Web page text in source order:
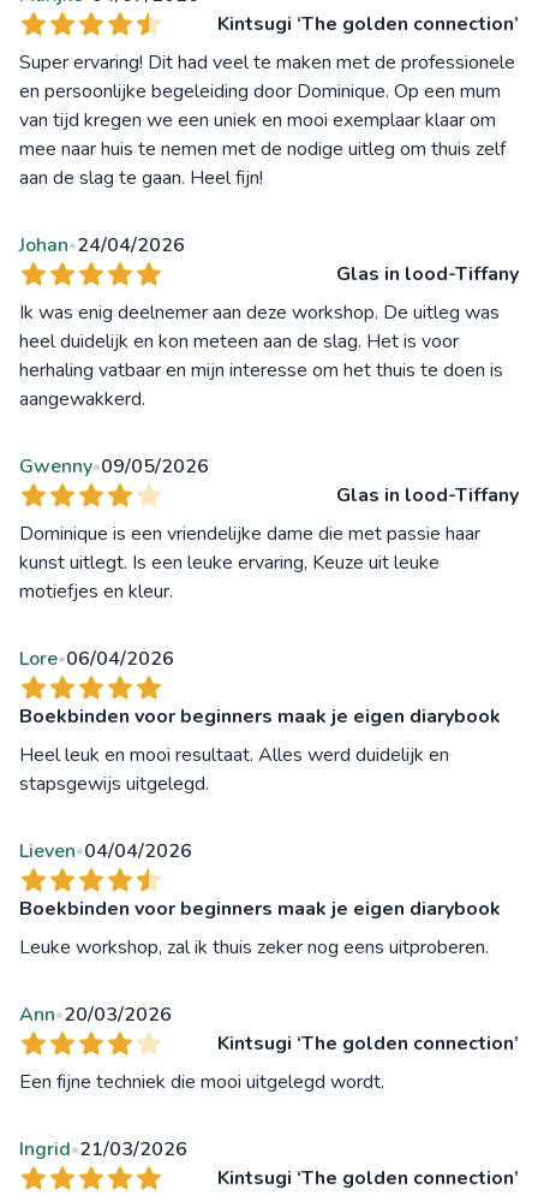
Kintsugi ‘The golden connection’
Super ervaring! Dit had veel te maken met de professionele
en persoonlijke begeleiding door Dominique. Op een mum
van tijd kregen we een uniek en mooi exemplaar klaar om
mee naar huis te nemen met de nodige uitleg om thuis zelf
aan de slag te gaan. Heel fijn!
Johan•24/04/2026
Glas in lood-Tiffany
Ik was enig deelnemer aan deze workshop. De uitleg was
heel duidelijk en kon meteen aan de slag. Het is voor
herhaling vatbaar en mijn interesse om het thuis te doen is
aangewakkerd.
Gwenny•09/05/2026
Glas in lood-Tiffany
Dominique is een vriendelijke dame die met passie haar
kunst uitlegt. Is een leuke ervaring, Keuze uit leuke
motiefjes en kleur.
Lore•06/04/2026
Boekbinden voor beginners maak je eigen diarybook
Heel leuk en mooi resultaat. Alles werd duidelijk en
stapsgewijs uitgelegd.
Lieven•04/04/2026
Boekbinden voor beginners maak je eigen diarybook
Leuke workshop, zal ik thuis zeker nog eens uitproberen.
Ann•20/03/2026
Kintsugi ‘The golden connection’
Een fijne techniek die mooi uitgelegd wordt.
Ingrid•21/03/2026
Kintsugi ‘The golden connection’